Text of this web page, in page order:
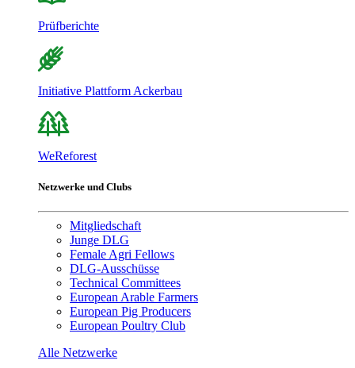
Prüfberichte
Initiative Plattform Ackerbau
WeReforest
Netzwerke und Clubs
Mitgliedschaft
Junge DLG
Female Agri Fellows
DLG-Ausschüsse
Technical Committees
European Arable Farmers
European Pig Producers
European Poultry Club
Alle Netzwerke